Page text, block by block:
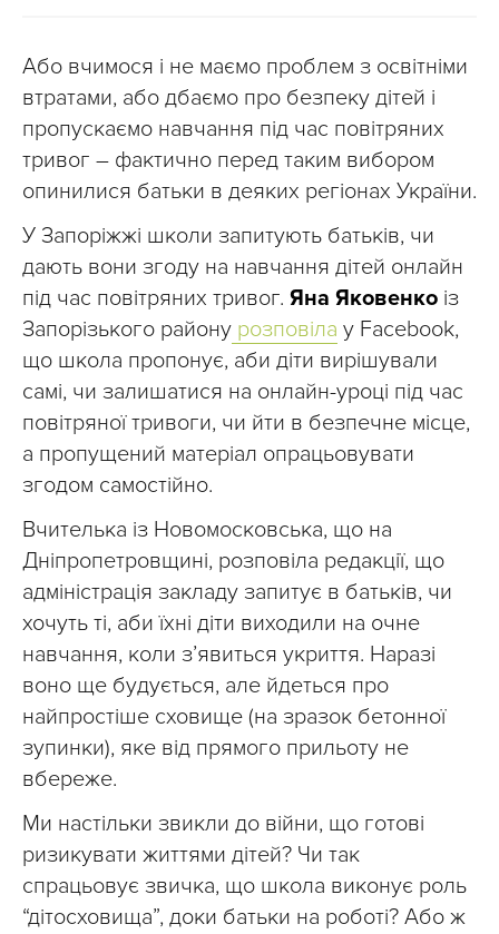
Або вчимося і не маємо проблем з освітніми
втратами, або дбаємо про безпеку дітей і
пропускаємо навчання під час повітряних
тривог – фактично перед таким вибором
опинилися батьки в деяких регіонах України.
У Запоріжжі школи запитують батьків, чи
дають вони згоду на навчання дітей онлайн
під час повітряних тривог. Яна Яковенко із
Запорізького району розповіла у Facebook,
що школа пропонує, аби діти вирішували
самі, чи залишатися на онлайн-уроці під час
повітряної тривоги, чи йти в безпечне місце,
а пропущений матеріал опрацьовувати
згодом самостійно.
Вчителька із Новомосковська, що на
Дніпропетровщині, розповіла редакції, що
адміністрація закладу запитує в батьків, чи
хочуть ті, аби їхні діти виходили на очне
навчання, коли з’явиться укриття. Наразі
воно ще будується, але йдеться про
найпростіше сховище (на зразок бетонної
зупинки), яке від прямого прильоту не
вбереже.
Ми настільки звикли до війни, що готові
ризикувати життями дітей? Чи так
спрацьовує звичка, що школа виконує роль
“дітосховища”, доки батьки на роботі? Або ж